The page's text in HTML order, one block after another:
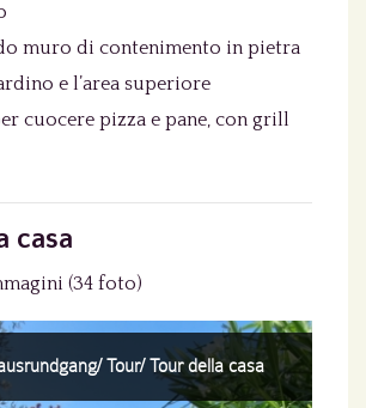
muro di contenimento in pietra
e l’area superiore
cuocere pizza e pane, con grill
casa
(34 foto)
Tour/ Tour della casa